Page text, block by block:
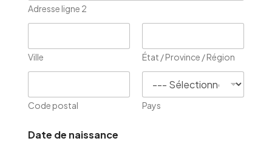
Adresse ligne 2
Ville État / Province / Région
Code postal Pays
Date de naissance